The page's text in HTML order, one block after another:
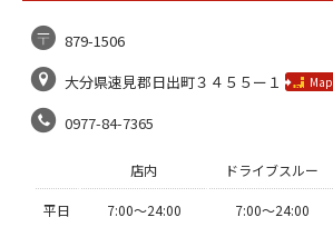
879-1506
大分県速見郡日出町３４５５ー１
Map
0977-84-7365
店内 ドライブスルー
平日 7:00〜24:00 7:00〜24:00